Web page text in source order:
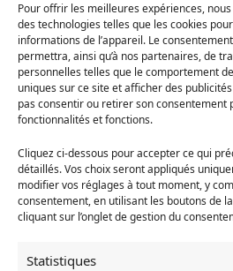
Pour offrir les meilleures expériences,
des technologies telles que les cookies
informations de l’appareil. Le
permettra, ainsi qu’à nos partenaires, de
personnelles telles que le comportement
uniques sur ce site et afficher des
pas consentir ou retirer son consentement
fonctionnalités et fonctions.
Cliquez ci-dessous pour accepter ce qui
détaillés. Vos choix seront appliqués
modifier vos réglages à tout moment, y
consentement, en utilisant les boutons de
cliquant sur l’onglet de gestion du
Statistiques
Informations sur le
Beige
Le vêtement représente Gris et
Le pull que nous proposons a été
Sweat est fait à partir de : polyester
La taille du sweat est du XS au 7XL
Type d’ajustement : Regular
Les sweats de notre boutique sont
Choisir la boutique